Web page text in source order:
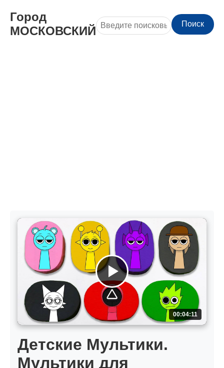
Город
МОСКОВСКИЙ
Поиск
00:04:11
Детские Мультики.
Мультики для